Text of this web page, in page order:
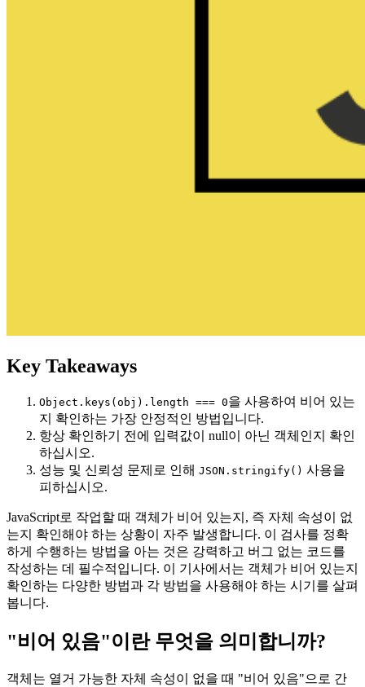
Key Takeaways
Object.keys(obj).length === 0을 사용하여 비어 있는
지 확인하는 가장 안정적인 방법입니다.
항상 확인하기 전에 입력값이 null이 아닌 객체인지 확인
하십시오.
성능 및 신뢰성 문제로 인해 JSON.stringify() 사용을
피하십시오.
JavaScript로 작업할 때 객체가 비어 있는지, 즉 자체 속성이 없
는지 확인해야 하는 상황이 자주 발생합니다. 이 검사를 정확
하게 수행하는 방법을 아는 것은 강력하고 버그 없는 코드를
작성하는 데 필수적입니다. 이 기사에서는 객체가 비어 있는지
확인하는 다양한 방법과 각 방법을 사용해야 하는 시기를 살펴
봅니다.
"비어 있음"이란 무엇을 의미합니까?
객체는 열거 가능한 자체 속성이 없을 때 "비어 있음"으로 간